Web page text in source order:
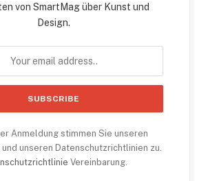
von SmartMag über Kunst und
Design.
Anmeldung stimmen Sie unseren
und unseren Datenschutzrichtlinien zu.
Vereinbarung.